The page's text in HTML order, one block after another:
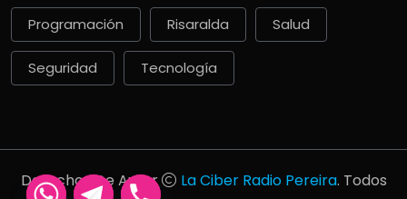
Programación Risaralda Salud
Seguridad Tecnología
Derechos De Autor La Ciber Radio Pereira. Todos